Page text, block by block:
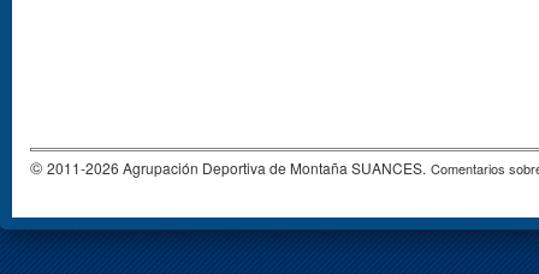
© 2011-2026 Agrupación Deportiva de Montaña SUANCES. Comentarios